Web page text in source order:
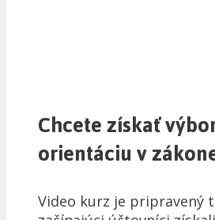
Chcete získať
orientáciu v
Video kurz je pripravený